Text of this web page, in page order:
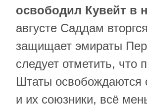
освободил Кувейт в
августе Саддам
защищает эмираты
следует отметить,
Штаты освобождаются
и их союзники, всё